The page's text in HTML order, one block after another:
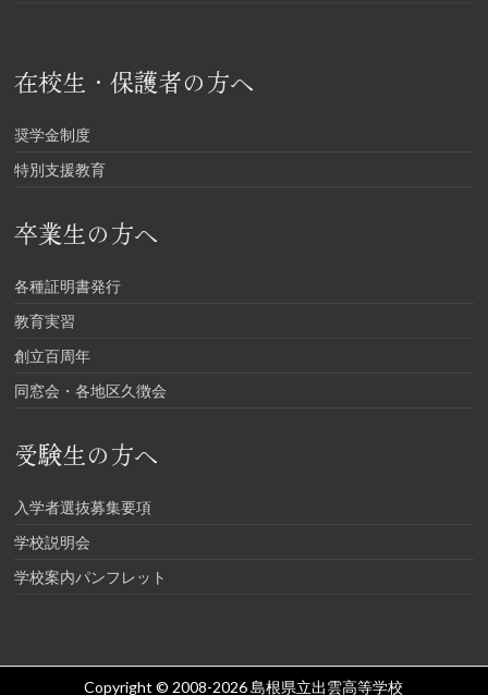
在校生・保護者の方へ
奨学金制度
特別支援教育
卒業生の方へ
各種証明書発行
教育実習
創立百周年
同窓会・各地区久徴会
受験生の方へ
入学者選抜募集要項
学校説明会
学校案内パンフレット
Copyright © 2008-2026島根県立出雲高等学校